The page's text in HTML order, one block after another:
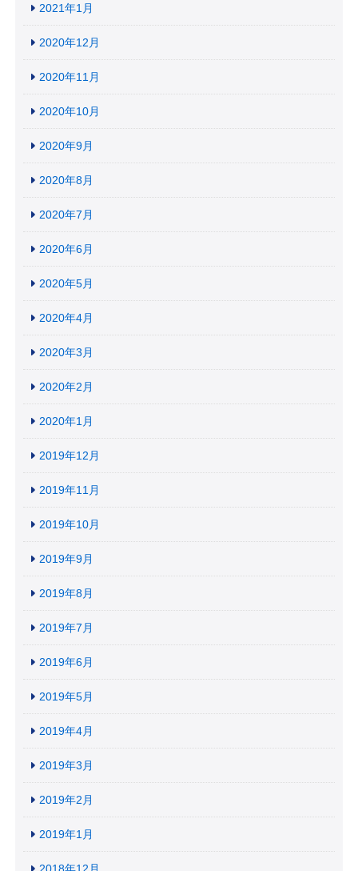
2021年1月
2020年12月
2020年11月
2020年10月
2020年9月
2020年8月
2020年7月
2020年6月
2020年5月
2020年4月
2020年3月
2020年2月
2020年1月
2019年12月
2019年11月
2019年10月
2019年9月
2019年8月
2019年7月
2019年6月
2019年5月
2019年4月
2019年3月
2019年2月
2019年1月